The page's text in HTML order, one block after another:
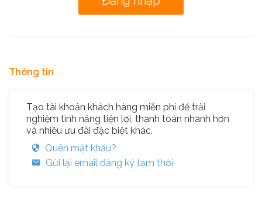
Thông tin
Tạo tài khoản khách hàng miễn phí để trải
nghiệm tính năng tiện lợi, thanh toán nhanh hơn
và nhiều ưu đãi đặc biệt khác.
Quên mật khẩu?
Gửi lại email đăng ký tạm thời